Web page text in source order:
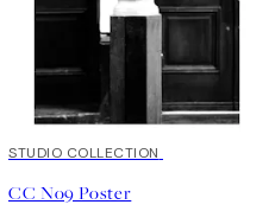
50%*
STUDIO COLLECTION
CC No9 Poster